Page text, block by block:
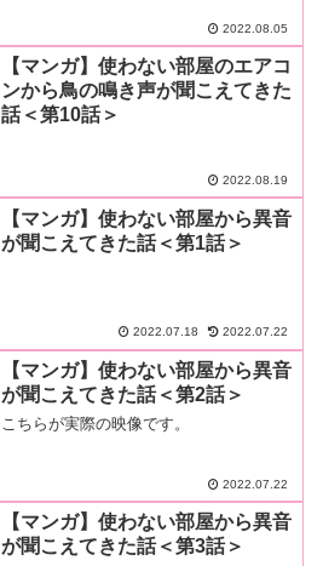
2022.08.05
【マンガ】使わない部屋のエアコ
ンから鳥の鳴き声が聞こえてきた
話＜第10話＞
2022.08.19
【マンガ】使わない部屋から異音
が聞こえてきた話＜第1話＞
2022.07.18 2022.07.22
【マンガ】使わない部屋から異音
が聞こえてきた話＜第2話＞
こちらが実際の映像です。
2022.07.22
【マンガ】使わない部屋から異音
が聞こえてきた話＜第3話＞